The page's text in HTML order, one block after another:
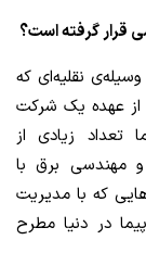
نقلیه‌ای که
از عهده یک شرکت
تعداد زیادی از
مهندسی برق با
که با مدیریت
در دنیا مطرح